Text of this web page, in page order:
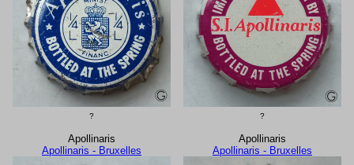
? ?
Apollinaris
Apollinaris - Bruxelles
Apollinaris
Apollinaris - Bruxelles